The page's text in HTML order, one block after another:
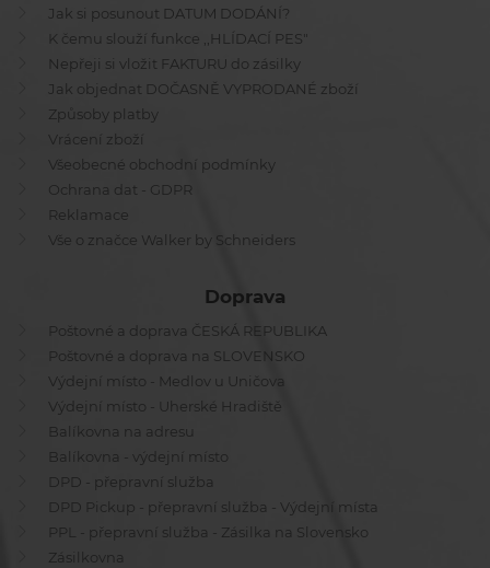
Jak si posunout DATUM DODÁNÍ?
K čemu slouží funkce ,,HLÍDACÍ PES"
Nepřeji si vložit FAKTURU do zásilky
Jak objednat DOČASNĚ VYPRODANÉ zboží
Způsoby platby
Vrácení zboží
Všeobecné obchodní podmínky
Ochrana dat - GDPR
Reklamace
Vše o značce Walker by Schneiders
Doprava
Poštovné a doprava ČESKÁ REPUBLIKA
Poštovné a doprava na SLOVENSKO
Výdejní místo - Medlov u Uničova
Výdejní místo - Uherské Hradiště
Balíkovna na adresu
Balíkovna - výdejní místo
DPD - přepravní služba
DPD Pickup - přepravní služba - Výdejní místa
PPL - přepravní služba - Zásilka na Slovensko
Zásilkovna